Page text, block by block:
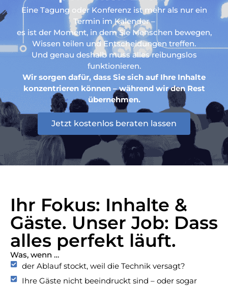
Eine Tagung oder Konferenz ist mehr als nur ein
Termin im Kalender –
es ist der Moment, in dem Sie Menschen bewegen,
Wissen teilen und Entscheidungen treffen.
Und genau deshalb muss alles reibungslos
funktionieren.
Wir sorgen dafür, dass Sie sich auf Ihre Inhalte
konzentrieren können – während wir den Rest
übernehmen.
Jetzt kostenlos beraten lassen
Ihr Fokus: Inhalte &
Gäste. Unser Job: Dass
alles perfekt läuft.
Was, wenn …
der Ablauf stockt, weil die Technik versagt?
Ihre Gäste nicht beeindruckt sind – oder sogar